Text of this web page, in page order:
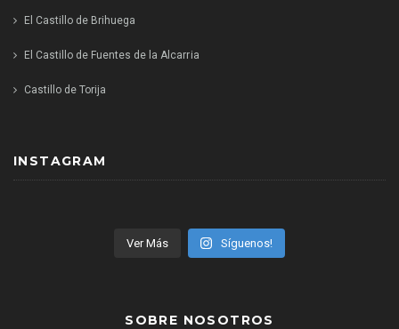
El Castillo de Brihuega
El Castillo de Fuentes de la Alcarria
Castillo de Torija
INSTAGRAM
Ver Más Síguenos!
SOBRE NOSOTROS